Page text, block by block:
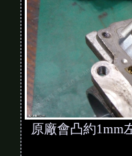
原廠會凸約1mm